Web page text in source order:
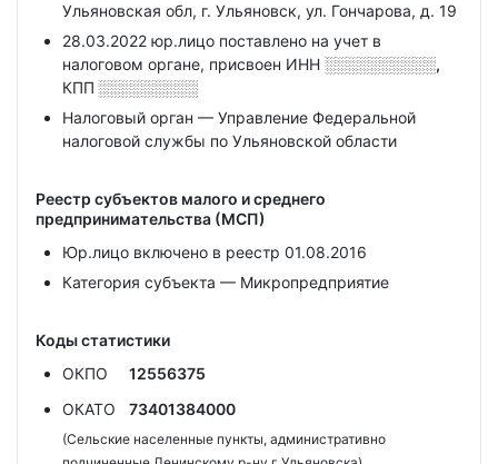
Ульяновская обл, г. Ульяновск, ул. Гончарова, д. 19
28.03.2022 юр.лицо поставлено на учет в
налоговом органе, присвоен ИНН ░░░░░░░░░░,
КПП ░░░░░░░░░
Налоговый орган — Управление Федеральной
налоговой службы по Ульяновской области
Реестр субъектов малого и среднего
предпринимательства (МСП)
Юр.лицо включено в реестр 01.08.2016
Категория субъекта — Микропредприятие
Коды статистики
ОКПО
12556375
ОКАТО
73401384000
(Сельские населенные пункты, административно